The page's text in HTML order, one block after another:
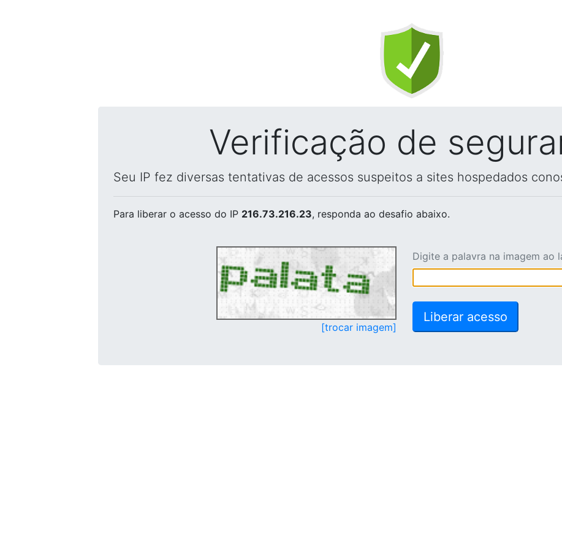
Verificação de
Seu IP fez diversas tentativas de acessos suspeitos a sites hospedados
Para liberar o acesso do IP 216.73.216.23, responda ao desafio abaixo.
[trocar imagem]
Digite a palavra na imagem ao